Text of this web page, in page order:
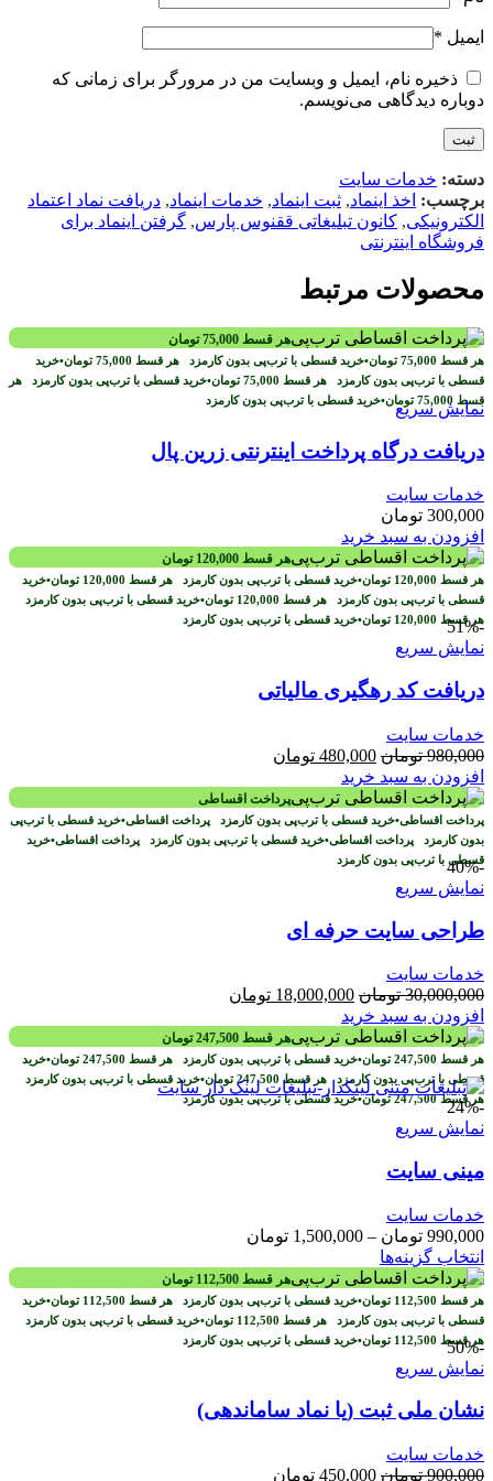
ایمیل *
ذخیره نام، ایمیل و وبسایت من در مرورگر برای زمانی که
دوباره دیدگاهی می‌نویسم.
دسته: خدمات سایت
برچسب: اخذ اینماد, ثبت اینماد, خدمات اینماد, دریافت نماد اعتماد
الکترونیکی, کانون تبلیغاتی ققنوس پارس, گرفتن اینماد برای
فروشگاه اینترنتی
محصولات مرتبط
هر قسط 75,000 تومان
هر قسط 75,000 تومان•خرید قسطی با ترب‌پی بدون کارمزد هر قسط 75,000 تومان•خرید
قسطی با ترب‌پی بدون کارمزد هر قسط 75,000 تومان•خرید قسطی با ترب‌پی بدون کارمزد هر
قسط 75,000 تومان•خرید قسطی با ترب‌پی بدون کارمزد نمایش سریع
دریافت درگاه پرداخت اینترنتی زرین پال
خدمات سایت
300,000 تومان
افزودن به سبد خرید
هر قسط 120,000 تومان
هر قسط 120,000 تومان•خرید قسطی با ترب‌پی بدون کارمزد هر قسط 120,000 تومان•خرید
قسطی با ترب‌پی بدون کارمزد هر قسط 120,000 تومان•خرید قسطی با ترب‌پی بدون کارمزد
هر قسط 120,000 تومان•خرید قسطی با ترب‌پی بدون کارمزد
-51%
نمایش سریع
دریافت کد رهگیری مالیاتی
خدمات سایت
980,000 تومان قیمت
اصلی
980,000 تومان
بود.
480,000 تومان
480,000 تومان
است.
افزودن به سبد خرید
پرداخت اقساطی
پرداخت اقساطی•خرید قسطی با ترب‌پی بدون کارمزد پرداخت اقساطی•خرید قسطی با ترب‌پی
بدون کارمزد پرداخت اقساطی•خرید قسطی با ترب‌پی بدون کارمزد پرداخت اقساطی•خرید
قسطی با ترب‌پی بدون کارمزد
-40%
نمایش سریع
طراحی سایت حرفه ای
خدمات سایت
30,000,000 تومان قیمت
اصلی
30,000,000 تومان
بود.
18,000,000 تومان
است.
افزودن به سبد خرید
هر قسط 247,500 تومان
هر قسط 247,500 تومان•خرید قسطی با ترب‌پی بدون کارمزد هر قسط 247,500 تومان•خرید
قسطی با ترب‌پی بدون کارمزد هر قسط 247,500 تومان•خرید قسطی با ترب‌پی بدون کارمزد
هر قسط247,500 تومان•خرید قسطی با ترب‌پی بدون کارمزد
-24%
نمایش سریع
مینی سایت
خدمات سایت
990,000 تومان –
1,500,000 تومان
990,000 تومان
تا
1,500,000 تومان
انتخاب گزینه‌ها
محصول
دارای
انواع
مختلفی
گزینه
ها
است
هر قسط 112,500 تومان
هر قسط 112,500 تومان•خرید قسطی با ترب‌پی بدون کارمزد هر قسط 112,500 تومان•خرید
قسطی با ترب‌پی بدون کارمزد هر قسط 112,500 تومان•خرید قسطی با ترب‌پی بدون کارمزد
هر قسط 112,500 تومان•خرید قسطی با ترب‌پی بدون کارمزد
-50%
نمایش سریع
نشان ملی ثبت (یا نماد ساماندهی)
خدمات سایت
900,000 تومان قیمت
450,000 تومان